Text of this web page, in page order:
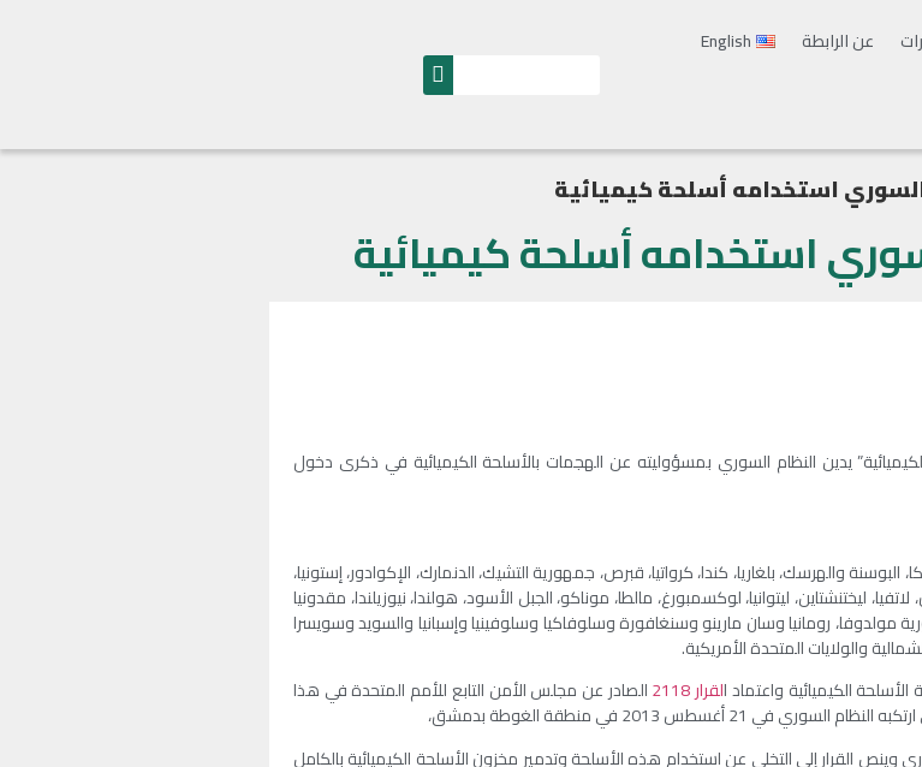
عن الرابطة English
الكيميائية” يدين النظام السوري بمسؤوليته عن الهجمات بالأسلحة الكيميائية في ذكرى دخول
البوسنة والهرسك، بلغاريا، كندا، كرواتيا، قبرص، جمهورية التشيك، الدنمارك، الإكوادور، إستونيا،
لاتفيا، ليختنشتاين، ليتوانيا، لوكسمبورغ، مالطا، موناكو، الجبل الأسود، هولندا، نيوزيلندا، مقدونيا
مولدوفا، رومانيا وسان مارينو وسنغافورة وسلوفاكيا وسلوفينيا وإسبانيا والسويد وسويسرا
والولايات المتحدة الأمريكية.
الكيميائية واعتماد القرار 2118
الصادر عن مجلس الأمن التابع للأمم المتحدة في هذا
أغسطس 2013 في منطقة الغوطة بدمشق،
شأن يدفع النظام السوري وينص القرار إلى التخلي عن استخدام هذه الأسلحة وتدمير مخزون الأسلحة الكيميائية بالكامل